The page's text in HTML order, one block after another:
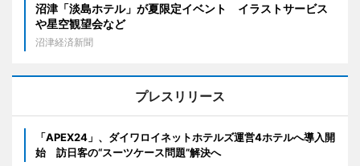
沼津「淡島ホテル」が夏限定イベント イラストサービス
や星空観望会など
沼津経済新聞
プレスリリース
「APEX24」、ダイワロイネットホテルズ運営4ホテルへ導入開
始 訪日客の“スーツケース問題”解決へ